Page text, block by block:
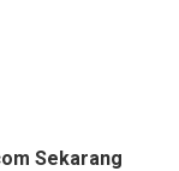
Sekarang